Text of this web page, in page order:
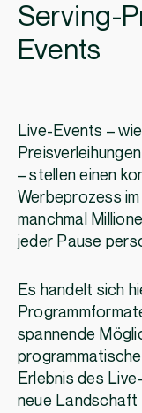
Serving-
Events
Live-Events –
– stellen einen
Werbeprozess
manchmal
jeder Pause
Es handelt sich
spannende
Erlebnis des
neue Landschaft